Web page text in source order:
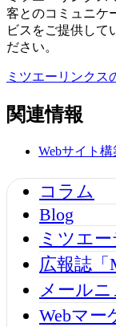
客とのコミュニケ
ビスをご提供して
ださい。
ミツエーリンクス
関連情報
Webサイト構
コラム
Blog
ミツエ
広報誌「
メールニ
Webマー